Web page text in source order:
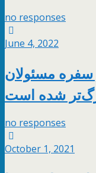
no responses
June 4, 2022
سفره مسئولان
شده است
no responses
October 1, 2021